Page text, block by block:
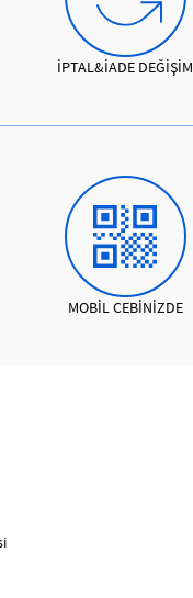
İPTAL&İADE DEĞİŞİM
MOBİL CEBİNİZDE